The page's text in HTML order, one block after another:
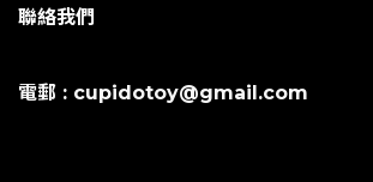
聯絡我們
電郵 : cupidotoy@gmail.com